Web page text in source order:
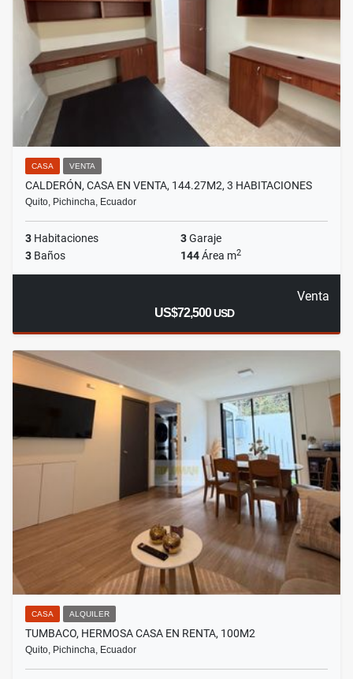
CASA VENTA
CALDERÓN, CASA EN VENTA, 144.27M2, 3 HABITACIONES
Quito, Pichincha, Ecuador
3 Habitaciones 3Garaje
3 Baños 144Área m2
Venta
US$72,500USD
CASA ALQUILER
TUMBACO, HERMOSA CASA EN RENTA, 100M2
Quito, Pichincha, Ecuador